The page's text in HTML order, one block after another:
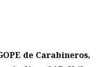
de Carabineros,